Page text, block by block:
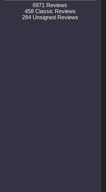
6971 Reviews
458 Classic Reviews
284 Unsigned Reviews